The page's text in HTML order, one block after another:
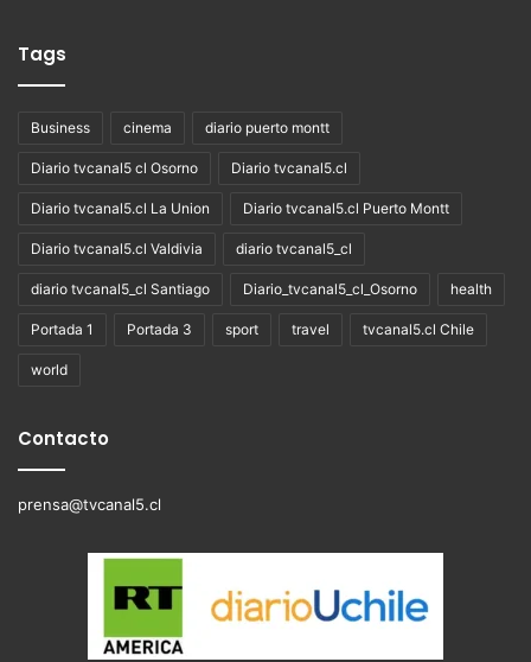
Tags
Business cinema diario puerto montt
Diario tvcanal5 cl Osorno Diario tvcanal5.cl
Diario tvcanal5.cl La Union Diario tvcanal5.cl Puerto Montt
Diario tvcanal5.cl Valdivia diario tvcanal5_cl
diario tvcanal5_cl Santiago Diario_tvcanal5_cl_Osorno health
Portada 1 Portada 3 sport travel tvcanal5.cl Chile
world
Contacto
prensa@tvcanal5.cl